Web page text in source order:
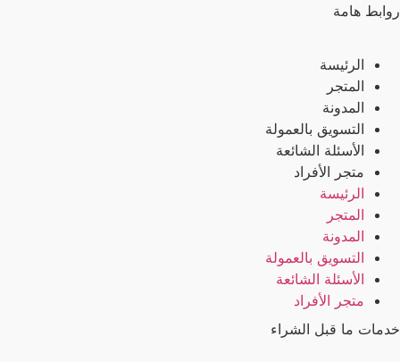
روابط هامة
الرئيسة
المتجر
المدونة
التسويق بالعمولة
الأسئلة الشائعة
متجر الأفراد
الرئيسة
المتجر
المدونة
التسويق بالعمولة
الأسئلة الشائعة
متجر الأفراد
خدمات ما قبل الشراء